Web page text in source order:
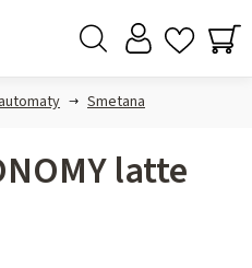
Smetana
latte